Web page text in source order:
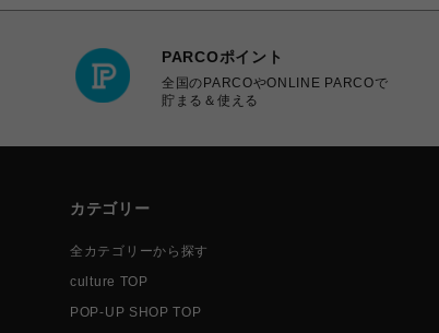
PARCOポイント
全国のPARCOやONLINE PARCOで
貯まる＆使える
カテゴリー
全カテゴリーから探す
culture TOP
POP-UP SHOP TOP